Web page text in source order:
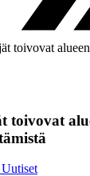
toivovat
toivovat
Uutiset